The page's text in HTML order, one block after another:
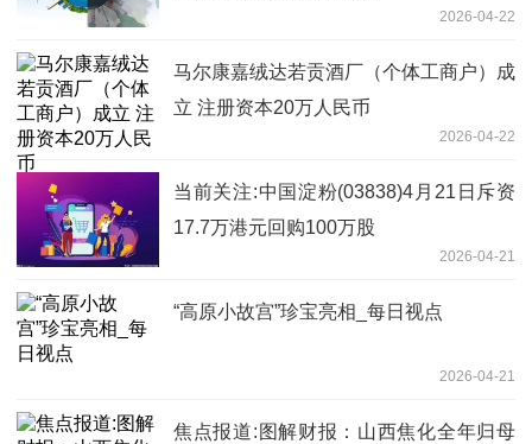
2026-04-22
马尔康嘉绒达若贡酒厂（个体工商户）成
立 注册资本20万人民币
2026-04-22
当前关注:中国淀粉(03838)4月21日斥资
17.7万港元回购100万股
2026-04-21
“高原小故宫”珍宝亮相_每日视点
2026-04-21
焦点报道:图解财报：山西焦化全年归母